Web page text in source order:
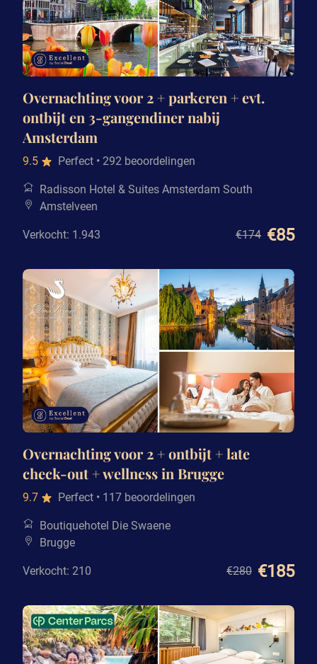
Overnachting voor 2 + parkeren + evt.
ontbijt en 3-gangendiner nabij
Amsterdam
9.5 Perfect • 292 beoordelingen
Radisson Hotel & Suites Amsterdam South
Amstelveen
Verkocht: 1.943 €174 €85
Overnachting voor 2 + ontbijt + late
check-out + wellness in Brugge
9.7 Perfect • 117 beoordelingen
Boutiquehotel Die Swaene
Brugge
Verkocht: 210 €280 €185